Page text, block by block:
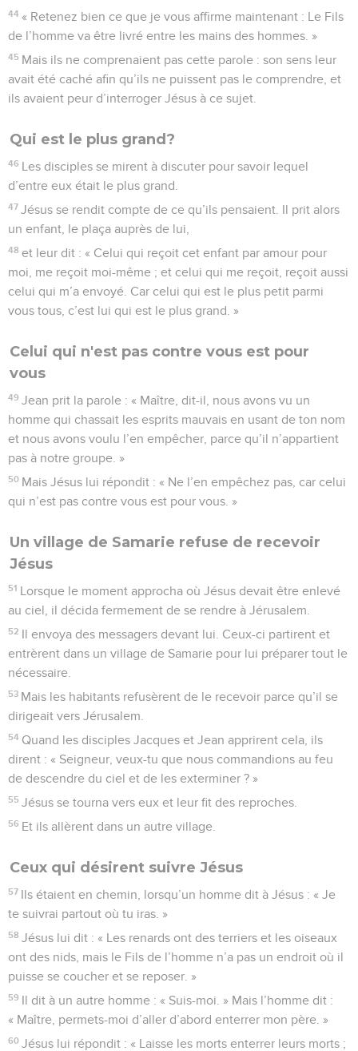
44 « Retenez bien ce que je vous affirme maintenant : Le Fils
de l’homme va être livré entre les mains des hommes. »
45 Mais ils ne comprenaient pas cette parole : son sens leur
avait été caché afin qu’ils ne puissent pas le comprendre, et
ils avaient peur d’interroger Jésus à ce sujet.
Qui est le plus grand?
46 Les disciples se mirent à discuter pour savoir lequel
d’entre eux était le plus grand.
47 Jésus se rendit compte de ce qu’ils pensaient. Il prit alors
un enfant, le plaça auprès de lui,
48 et leur dit : « Celui qui reçoit cet enfant par amour pour
moi, me reçoit moi-même ; et celui qui me reçoit, reçoit aussi
celui qui m’a envoyé. Car celui qui est le plus petit parmi
vous tous, c’est lui qui est le plus grand. »
Celui qui n'est pas contre vous est pour
vous
49 Jean prit la parole : « Maître, dit-il, nous avons vu un
homme qui chassait les esprits mauvais en usant de ton nom
et nous avons voulu l’en empêcher, parce qu’il n’appartient
pas à notre groupe. »
50 Mais Jésus lui répondit : « Ne l’en empêchez pas, car celui
qui n’est pas contre vous est pour vous. »
Un village de Samarie refuse de recevoir
Jésus
51 Lorsque le moment approcha où Jésus devait être enlevé
au ciel, il décida fermement de se rendre à Jérusalem.
52 Il envoya des messagers devant lui. Ceux-ci partirent et
entrèrent dans un village de Samarie pour lui préparer tout le
nécessaire.
53 Mais les habitants refusèrent de le recevoir parce qu’il se
dirigeait vers Jérusalem.
54 Quand les disciples Jacques et Jean apprirent cela, ils
dirent : « Seigneur, veux-tu que nous commandions au feu
de descendre du ciel et de les exterminer ? »
55 Jésus se tourna vers eux et leur fit des reproches.
56 Et ils allèrent dans un autre village.
Ceux qui désirent suivre Jésus
57 Ils étaient en chemin, lorsqu’un homme dit à Jésus : « Je
te suivrai partout où tu iras. »
58 Jésus lui dit : « Les renards ont des terriers et les oiseaux
ont des nids, mais le Fils de l’homme n’a pas un endroit où il
puisse se coucher et se reposer. »
59 Il dit à un autre homme : « Suis-moi. » Mais l’homme dit :
« Maître, permets-moi d’aller d’abord enterrer mon père. »
60 Jésus lui répondit : « Laisse les morts enterrer leurs morts ;